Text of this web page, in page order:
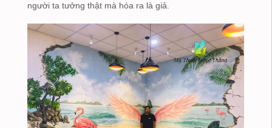
người ta tưởng thật mà hóa ra là giả.